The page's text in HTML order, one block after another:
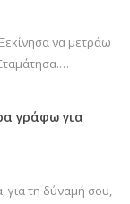
να μετράω
γράφω για
τη δύναμή σου,